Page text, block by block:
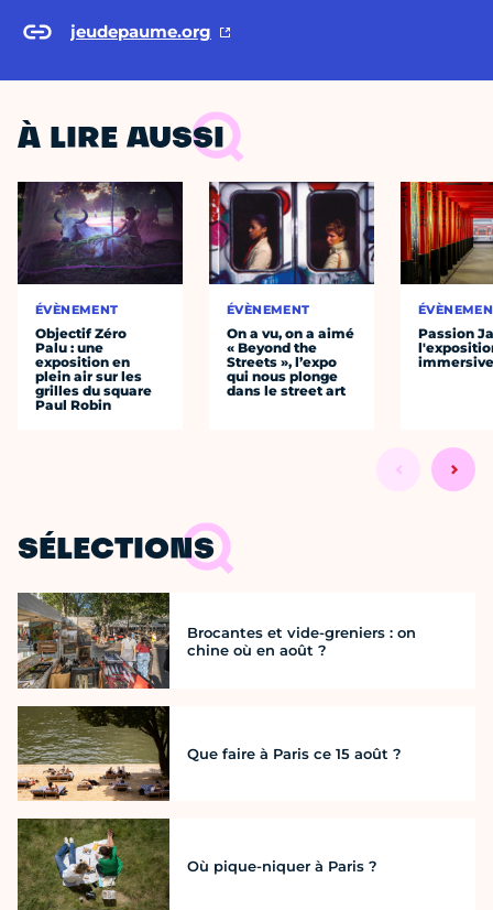
jeudepaume.org
À LIRE AUSSI
ÉVÈNEMENT
Objectif Zéro
Palu : une
exposition en
plein air sur les
grilles du square
Paul Robin
ÉVÈNEMENT
On a vu, on a aimé
« Beyond the
Streets », l’expo
qui nous plonge
dans le street art
Passion
SÉLECTIONS
Brocantes et vide-greniers : on
chine où en août ?
Que faire à Paris ce 15 août ?
Où pique-niquer à Paris ?